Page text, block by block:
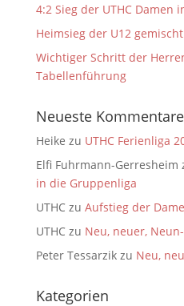
4:2 Sieg der UTHC Damen
Heimsieg der U12
Wichtiger Schritt der
Tabellenführung
Neueste Kommentare
Heike zu UTHC Ferienliga
Elfi Fuhrmann-Gerresheim
in die Gruppenliga
UTHCzu Aufstieg der
UTHCzu Neu, neuer,
Peter Tessarzikzu Neu,
Kategorien